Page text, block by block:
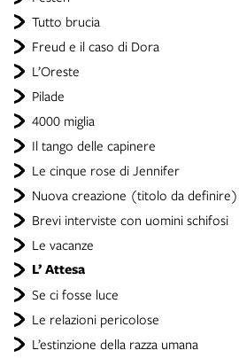
Tutto brucia
Freud e il caso di Dora
L’Oreste
Pilade
4000 miglia
Il tango delle capinere
Le cinque rose di Jennifer
Nuova creazione (titolo da definire)
Brevi interviste con uomini schifosi
Le vacanze
L’ Attesa
Se ci fosse luce
Le relazioni pericolose
L’estinzione della razza umana